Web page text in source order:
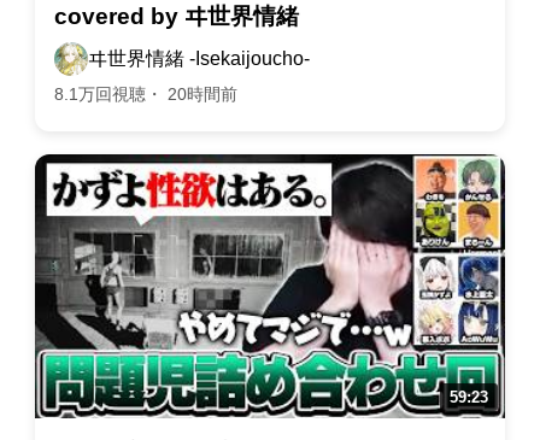
covered by ヰ世界情緒
ヰ世界情緒 -Isekaijoucho-
8.1万回視聴・ 20時間前